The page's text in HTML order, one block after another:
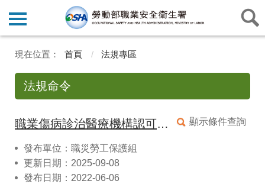
首頁 法規專區
法規命令
顯示條件查詢
職業傷病診治醫療機構認可管理補助及職業傷病通報辦法
發布單位：職災勞工保護組
更新日期：2025-09-08
發布日期：2022-06-06